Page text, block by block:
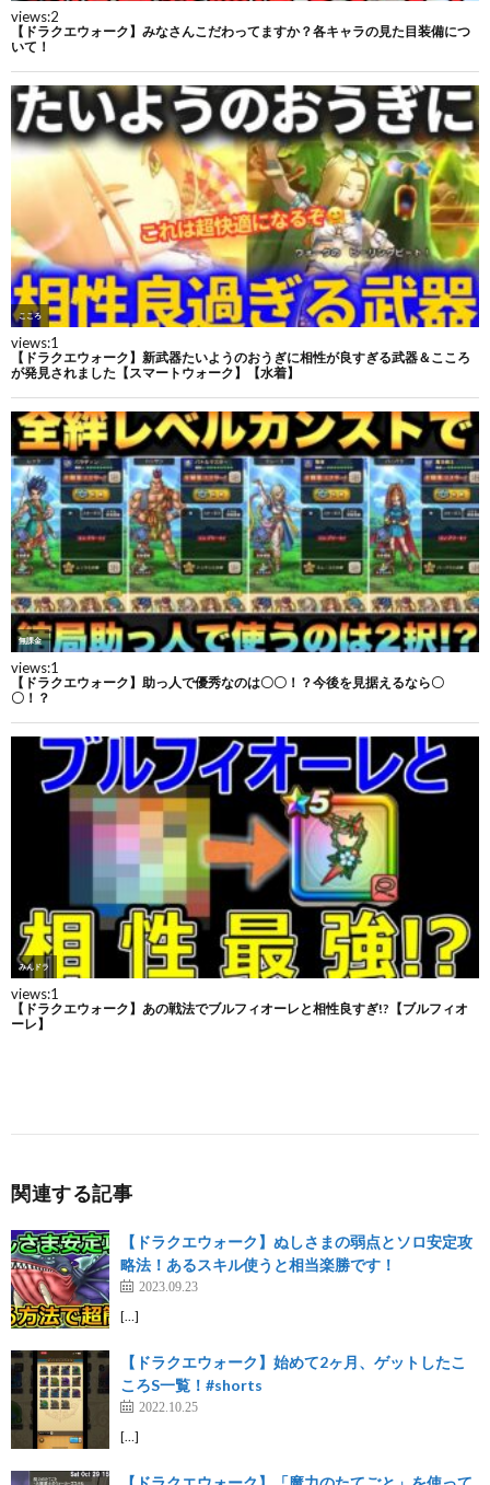
関連する記事
【ドラクエウォーク】ぬしさまの弱点とソロ安定攻
略法！あるスキル使うと相当楽勝です！
2023.09.23
[…]
【ドラクエウォーク】始めて2ヶ月、ゲットしたこ
ころS一覧！#shorts
2022.10.25
[…]